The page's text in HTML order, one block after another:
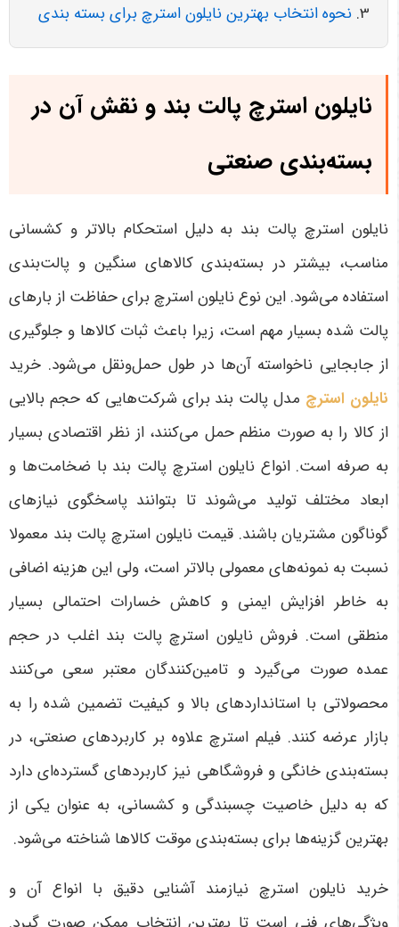
نحوه انتخاب بهترین نایلون استرچ برای بسته بندی
نایلون استرچ پالت بند و نقش آن در
بسته‌بندی صنعتی
نایلون استرچ پالت بند به دلیل استحکام بالاتر و کشسانی
مناسب، بیشتر در بسته‌بندی کالاهای سنگین و پالت‌بندی
استفاده می‌شود. این نوع نایلون استرچ برای حفاظت از بارهای
پالت شده بسیار مهم است، زیرا باعث ثبات کالاها و جلوگیری
از جابجایی ناخواسته آن‌ها در طول حمل‌ونقل می‌شود. خرید
نایلون استرچ مدل پالت بند برای شرکت‌هایی که حجم بالایی
از کالا را به صورت منظم حمل می‌کنند، از نظر اقتصادی بسیار
به صرفه است. انواع نایلون استرچ پالت بند با ضخامت‌ها و
ابعاد مختلف تولید می‌شوند تا بتوانند پاسخگوی نیازهای
گوناگون مشتریان باشند. قیمت نایلون استرچ پالت بند معمولا
نسبت به نمونه‌های معمولی بالاتر است، ولی این هزینه اضافی
به خاطر افزایش ایمنی و کاهش خسارات احتمالی بسیار
منطقی است. فروش نایلون استرچ پالت بند اغلب در حجم
عمده صورت می‌گیرد و تامین‌کنندگان معتبر سعی می‌کنند
محصولاتی با استانداردهای بالا و کیفیت تضمین شده را به
بازار عرضه کنند. فیلم استرچ علاوه بر کاربردهای صنعتی، در
بسته‌بندی خانگی و فروشگاهی نیز کاربردهای گسترده‌ای دارد
که به دلیل خاصیت چسبندگی و کشسانی، به عنوان یکی از
بهترین گزینه‌ها برای بسته‌بندی موقت کالاها شناخته می‌شود.
خرید نایلون استرچ نیازمند آشنایی دقیق با انواع آن و